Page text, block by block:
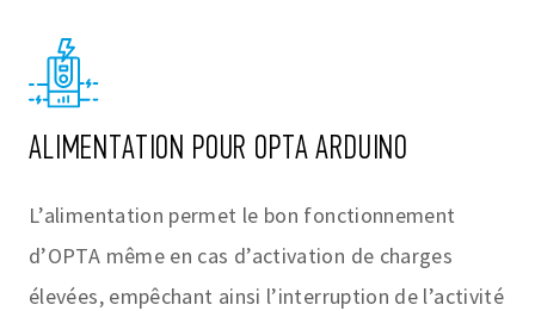
ALIMENTATION POUR OPTA ARDUINO
L’alimentation permet le bon fonctionnement
d’OPTA même en cas d’activation de charges
élevées, empêchant ainsi l’interruption de l’activité